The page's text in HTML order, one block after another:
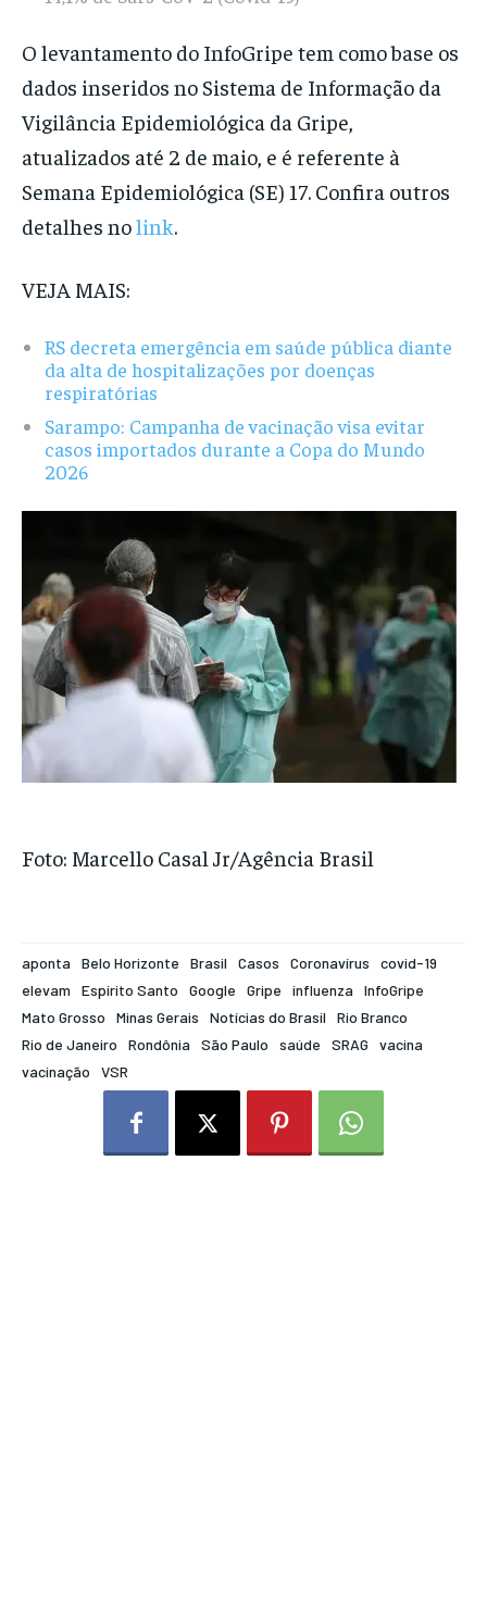
O levantamento do InfoGripe tem como base os
dados inseridos no Sistema de Informação da
Vigilância Epidemiológica da Gripe,
atualizados até 2 de maio, e é referente à
Semana Epidemiológica (SE) 17. Confira outros
detalhes nolink.
VEJA MAIS:
RS decreta emergência em saúde pública diante
da alta de hospitalizações por doenças
respiratórias
Sarampo: Campanha de vacinação visa evitar
casos importados durante a Copa do Mundo
2026
Foto: Marcello Casal Jr/Agência Brasil
aponta Belo Horizonte Brasil Casos Coronavírus
covid-19
elevam
Espírito Santo Google Gripe influenza
InfoGripe
Mato Grosso
Minas Gerais Notícias do Brasil
Rio Branco
Rio de Janeiro
Rondônia São Paulo saúde SRAG
vacina
vacinação
VSR